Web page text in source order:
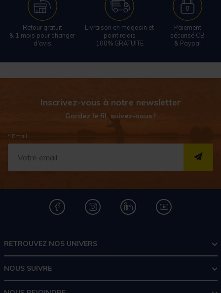
Retour gratuit
& 1 mois pour changer
d'avis
Livraison en magasin et
point relais
100% GRATUITE
Paiement
sécurisé CB
& Paypal
Inscrivez-vous à notre newsletter
Gardez le fil, suivez-nous !
* Email
RETROUVEZ NOS UNIVERS
NOUS SUIVRE